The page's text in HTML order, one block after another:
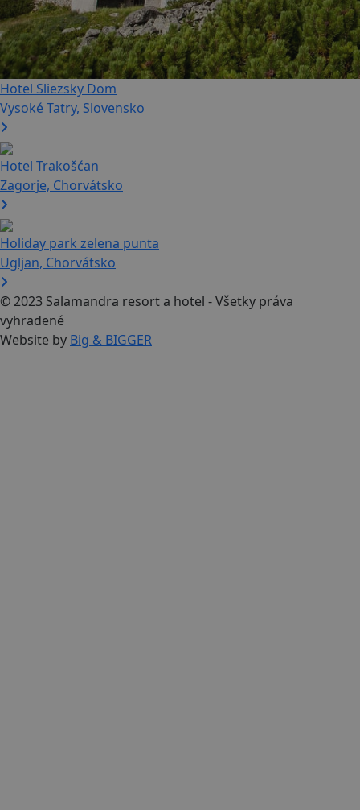
Hotel Sliezsky Dom
Vysoké Tatry, Slovensko
Hotel Trakošćan
Zagorje, Chorvátsko
Holiday park zelena punta
Ugljan, Chorvátsko
© 2023 Salamandra resort a hotel - Všetky práva
vyhradené
Website by Big & BIGGER